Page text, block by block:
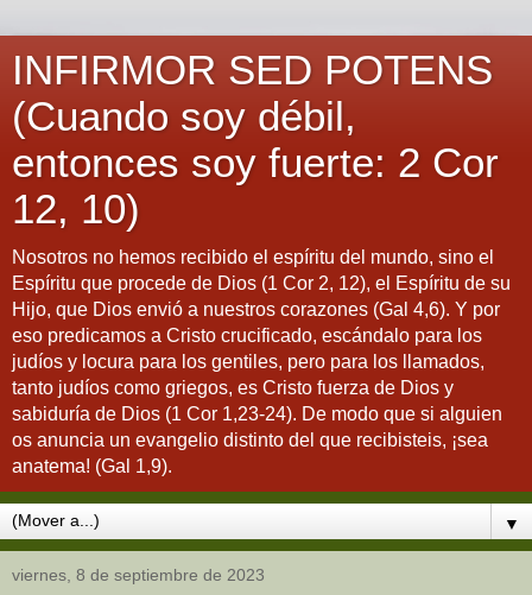
INFIRMOR SED POTENS
(Cuando soy débil,
entonces soy fuerte: 2 Cor
12, 10)
Nosotros no hemos recibido el espíritu del mundo, sino el
Espíritu que procede de Dios (1 Cor 2, 12), el Espíritu de su
Hijo, que Dios envió a nuestros corazones (Gal 4,6). Y por
eso predicamos a Cristo crucificado, escándalo para los
judíos y locura para los gentiles, pero para los llamados,
tanto judíos como griegos, es Cristo fuerza de Dios y
sabiduría de Dios (1 Cor 1,23-24). De modo que si alguien
os anuncia un evangelio distinto del que recibisteis, ¡sea
anatema! (Gal 1,9).
▼
viernes, 8 de septiembre de 2023